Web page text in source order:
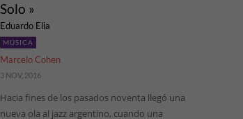
Solo »
Eduardo Elia
MÚSICA
Marcelo Cohen
3 NOV, 2016
Hacia fines de los pasados noventa llegó una
nueva ola al jazz argentino, cuando una